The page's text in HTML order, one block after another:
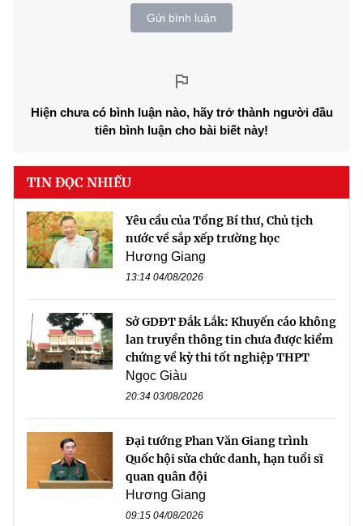
Gửi bình luận
Hiện chưa có bình luận nào, hãy trở thành người đầu
tiên bình luận cho bài biết này!
TIN ĐỌC NHIỀU
Yêu cầu của Tổng Bí thư, Chủ tịch
nước về sắp xếp trường học
Hương Giang
13:14 04/08/2026
Sở GDĐT Đắk Lắk: Khuyến cáo không
lan truyền thông tin chưa được kiểm
chứng về kỳ thi tốt nghiệp THPT
Ngọc Giàu
20:34 03/08/2026
Đại tướng Phan Văn Giang trình
Quốc hội sửa chức danh, hạn tuổi sĩ
quan quân đội
Hương Giang
09:15 04/08/2026